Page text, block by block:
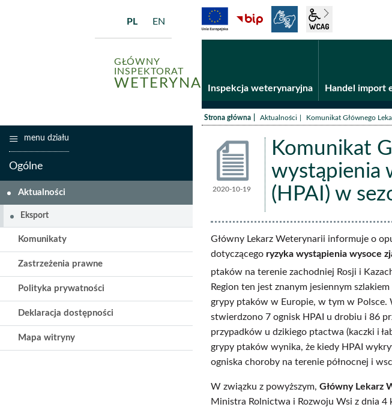
GŁÓWNY
INSPEKTORAT
WETERYNARII
PL EN Fundusze unijne
BiP
Inspekcja weterynaryjna Handel import
Strona główna /Aktualności /Komunikat Głównego
Komunikat
wystąpienia
(HPAI) w
Aktualności
2020-10-19
Główny Lekarz Weterynarii informuje o
dotyczącego ryzyka wystąpienia wysoce
ptaków na terenie zachodniej Rosji i
Region ten jest znanym jesiennym
grypy ptaków w Europie, w tym w
stwierdzono 7 ognisk HPAI u drobiu i 86
przypadków u dzikiego ptactwa (kaczki i
grypy ptaków wynika, że kiedy HPAI
ogniska choroby na terenie północnej i
W związku z powyższym, Główny Lekarz
Ministra Rolnictwa i Rozwoju Wsi z dnia 4
menu działu
Ogólne
Aktualności
Eksport
Komunikaty
Zastrzeżenia prawne
Polityka prywatności
Deklaracja dostępności
Mapa witryny